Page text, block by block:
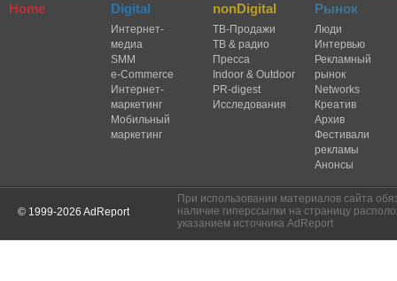
Home Digital
Интернет-
медиа
SMM
e-Commerce
Интернет-
маркетинг
Мобильный
маркетинг
nonDigital
TВ-Продажи
ТВ & радио
Пресса
Indoor & Outdoor
PR-digest
Исследования
Рынок
Люди
Интервью
Рекламный
рынок
Networks
Креатив
Архив
Фестивали
рекламы
Анонсы
© 1999-2026 AdReport
При использовании материалов сайта
наличие гиперссылки на страницу
указанием источника AdReport